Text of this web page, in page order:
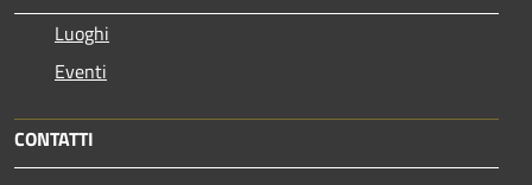
Luoghi
Eventi
CONTATTI